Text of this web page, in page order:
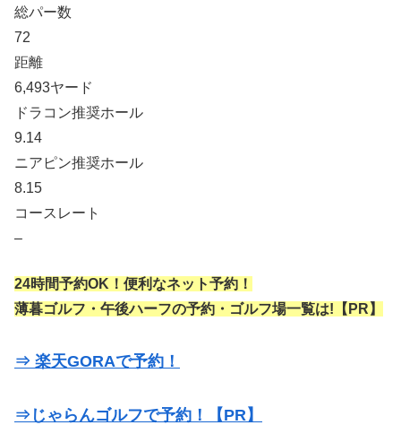
総パー数
72
距離
6,493ヤード
ドラコン推奨ホール
9.14
ニアピン推奨ホール
8.15
コースレート
–
24時間予約OK！便利なネット予約！
薄暮ゴルフ・午後ハーフの予約・ゴルフ場一覧は!【PR】
⇒ 楽天GORAで予約！
⇒じゃらんゴルフで予約！【PR】